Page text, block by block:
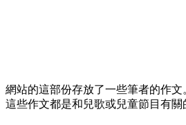
網站的這部份存放了一些筆者的作文
這些作文都是和兒歌或兒童節目有